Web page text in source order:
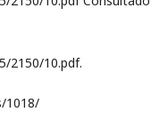
2150/10.pdf.
1018/